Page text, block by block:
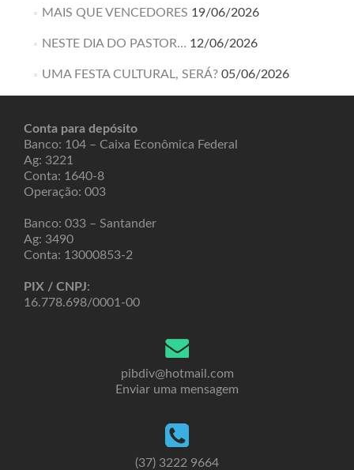
MAIS QUE VENCEDORES 19/06/2026
NESTE DIA DO PASTOR… 12/06/2026
UMA FESTA CULTURAL, SERÁ? 05/06/2026
Conta para depósito
Banco: 104 – Caixa Econômica Federal
Ag: 3221
Conta: 1640-8
Operação: 003
Banco: 033 – Santander
Ag: 3490
Conta: 13000853-2
PIX / CNPJ:
16.778.698/0001-00
pibdiv@hotmail.com
Enviar uma mensagem
(37) 3222 9664